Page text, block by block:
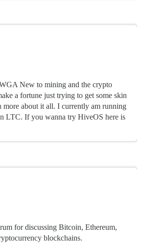
New to mining and the crypto
a fortune just trying to get some skin
more about it all. I currently am running
LTC. If you wanna try HiveOS here is
for discussing Bitcoin, Ethereum,
blockchains.